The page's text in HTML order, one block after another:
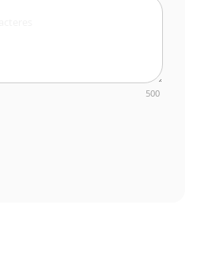
500